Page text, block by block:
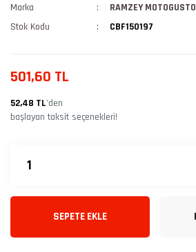
Marka
RAMZEY
Stok Kodu
CBF150197
501,60 TL
52,48 TL’den
başlayan taksit seçenekleri!
SEPETE EKLE